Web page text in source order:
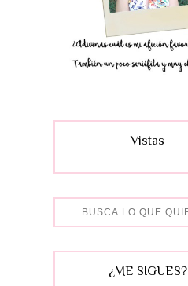
Vistas
¿ME SIGUES?